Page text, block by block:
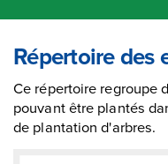
Répertoire des
Ce répertoire regroupe
pouvant être plantés
de plantation d'arbres.